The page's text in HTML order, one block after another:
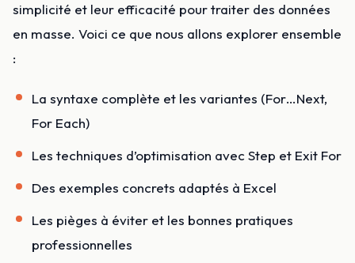
simplicité et leur efficacité pour traiter des données
en masse. Voici ce que nous allons explorer ensemble
:
La syntaxe complète et les variantes (For…Next,
For Each)
Les techniques d’optimisation avec Step et Exit For
Des exemples concrets adaptés à Excel
Les pièges à éviter et les bonnes pratiques
professionnelles